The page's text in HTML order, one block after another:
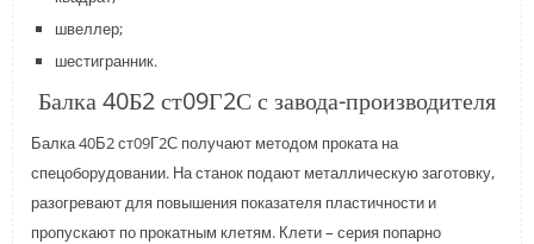
швеллер;
шестигранник.
Балка 40Б2 ст09Г2С с завода-производителя
Балка 40Б2 ст09Г2С получают методом проката на
спецоборудовании. На станок подают металлическую заготовку,
разогревают для повышения показателя пластичности и
пропускают по прокатным клетям. Клети – серия попарно